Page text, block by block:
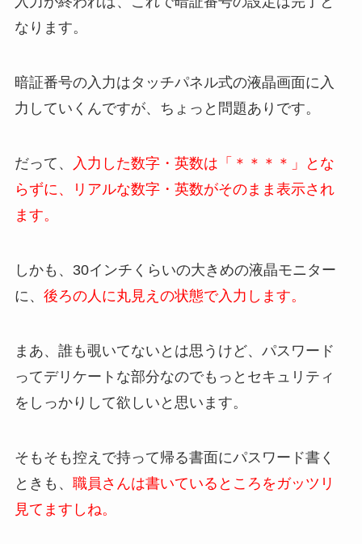
なります。
暗証番号の入力はタッチパネル式の液晶画面に入
力していくんですが、ちょっと問題ありです。
だって、
入力した数字・英数は「＊＊＊＊」とな
らずに、リアルな数字・英数がそのまま表示され
ます。
しかも、30インチくらいの大きめの液晶モニター
に、 後ろの人に丸見えの状態で入力します。
まあ、誰も覗いてないとは思うけど、パスワード
ってデリケートな部分なのでもっとセキュリティ
をしっかりして欲しいと思います。
そもそも控えで持って帰る書面にパスワード書く
ときも、 職員さんは書いているところをガッツリ
見てますしね。